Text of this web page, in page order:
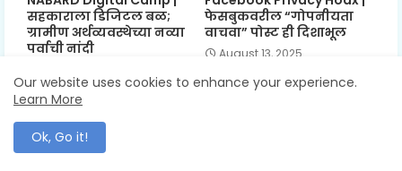
सहकाराला डिजिटल बळ;
ग्रामीण अर्थव्यवस्थेच्या नव्या
पर्वाची नांदी
फेसबुकवरील “गोपनीयता
वाचवा” पोस्ट ही दिशाभूल
August 13, 2025
Our website uses cookies to enhance your experience.
Learn More
Ok, Go it!